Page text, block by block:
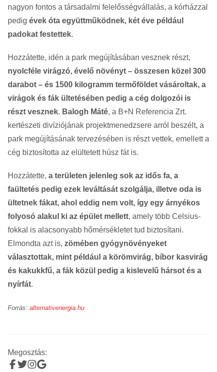
nagyon fontos a társadalmi felelősségvállalás, a kórházzal
pedig évek óta együttműködnek, két éve például
padokat festettek.
Hozzátette, idén a park megújításában vesznek részt,
nyolcféle virágzó, évelő növényt – összesen közel 300
darabot – és 1500 kilogramm termőföldet vásároltak, a
virágok és fák ültetésében pedig a cég dolgozói is
részt vesznek. Balogh Máté, a B+N Referencia Zrt.
kertészeti divíziójának projektmenedzsere arról beszélt, a
park megújításának tervezésében is részt vettek, emellett a
cég biztosította az elültetett húsz fát is.
Hozzátette, a területen jelenleg sok az idős fa, a
faültetés pedig ezek leváltását szolgálja, illetve oda is
ültetnek fákat, ahol eddig nem volt, így egy árnyékos
folyosó alakul ki az épület mellett, amely több Celsius-
fokkal is alacsonyabb hőmérsékletet tud biztosítani.
Elmondta azt is, zömében gyógynövényeket
választottak, mint például a körömvirág, bíbor kasvirág
és kakukkfű, a fák közül pedig a kislevelű hársot és a
nyírfát.
Forrás: alternativenergia.hu
Megosztás: